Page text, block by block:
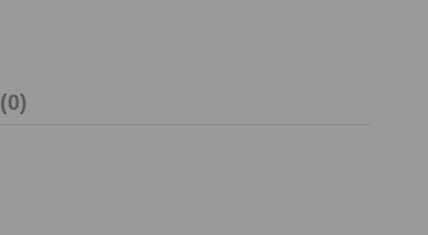
(0)